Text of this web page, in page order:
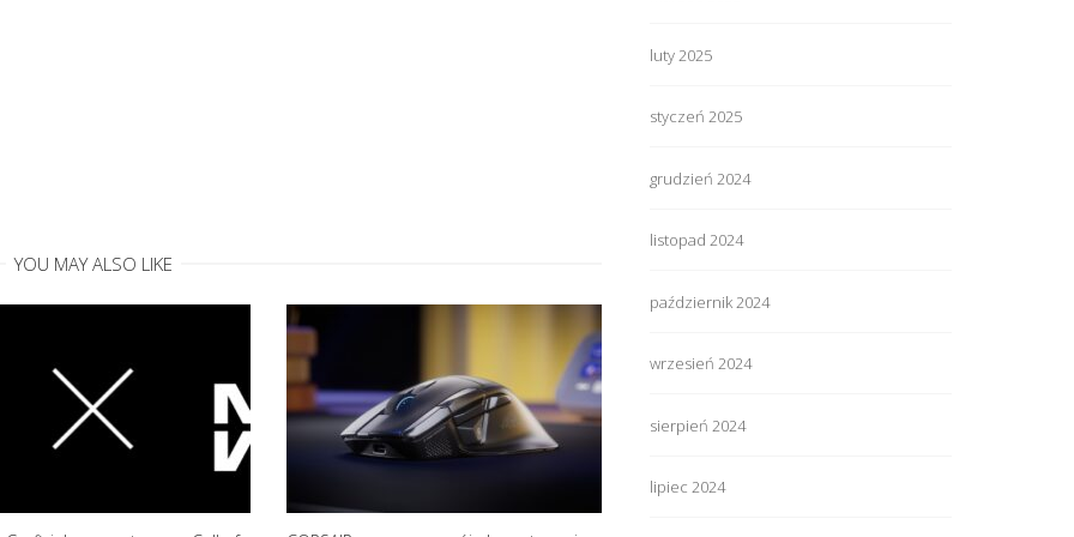
YOU MAY ALSO LIKE
luty 2025
styczeń 2025
grudzień 2024
listopad 2024
październik 2024
wrzesień 2024
sierpień 2024
lipiec 2024